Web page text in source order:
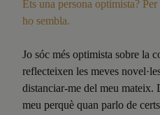
Ets una persona optimista?
ho sembla.
Jo sóc més optimista sobre la
reflecteixen les meves
distanciar-me del meu mateix.
meu perquè quan parlo de